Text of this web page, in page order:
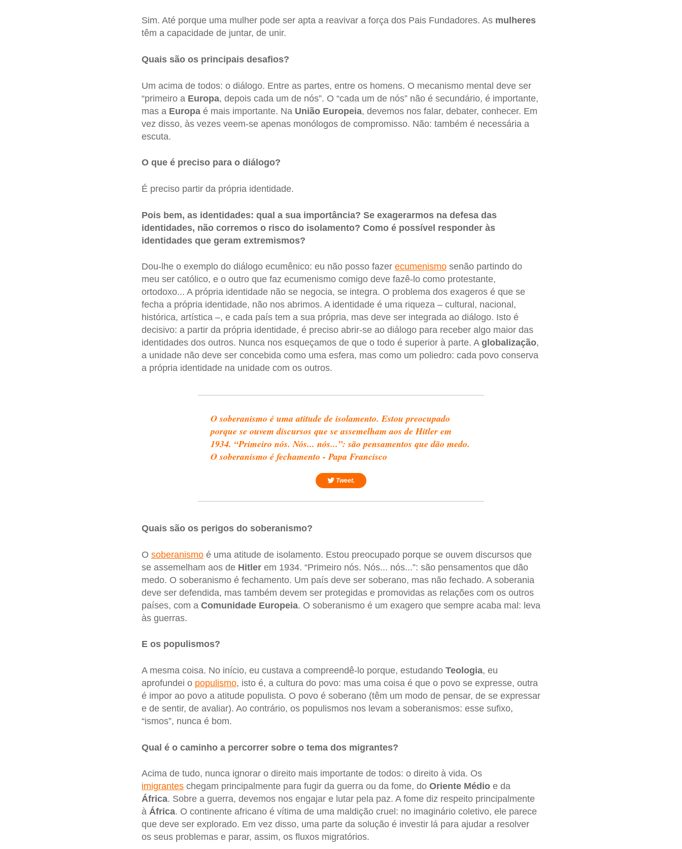
Sim. Até porque uma mulher pode ser apta a reavivar a força dos Pais Fundadores. As mulheres
têm a capacidade de juntar, de unir.
Quais são os principais desafios?
Um acima de todos: o diálogo. Entre as partes, entre os homens. O mecanismo mental deve ser
“primeiro a Europa, depois cada um de nós”. O “cada um de nós” não é secundário, é importante,
mas a Europaé mais importante. Na União Europeia, devemos nos falar, debater, conhecer. Em
vez disso, às vezes veem-se apenas monólogos de compromisso. Não: também é necessária a
escuta.
O que é preciso para o diálogo?
É preciso partir da própria identidade.
Pois bem, as identidades: qual a sua importância? Se exagerarmos na defesa das
identidades, não corremos o risco do isolamento? Como é possível responder às
identidades que geram extremismos?
Dou-lhe o exemplo do diálogo ecumênico: eu não posso fazer ecumenismosenão partindo do
meu ser católico, e o outro que faz ecumenismo comigo deve fazê-lo como protestante,
ortodoxo... A própria identidade não se negocia, se integra. O problema dos exageros é que se
fecha a própria identidade, não nos abrimos. A identidade é uma riqueza – cultural, nacional,
histórica, artística –, e cada país tem a sua própria, mas deve ser integrada ao diálogo. Isto é
decisivo: a partir da própria identidade, é preciso abrir-se ao diálogo para receber algo maior das
identidades dos outros. Nunca nos esqueçamos de que o todo é superior à parte. A globalização,
a unidade não deve ser concebida como uma esfera, mas como um poliedro: cada povo conserva
a própria identidade na unidade com os outros.
O soberanismo é uma atitude de isolamento. Estou preocupado
porque se ouvem discursos que se assemelham aos de Hitler em
1934. “Primeiro nós. Nós... nós...”: são pensamentos que dão medo.
O soberanismo é fechamento - Papa Francisco
Tweet.
Quais são os perigos do soberanismo?
O soberanismoé uma atitude de isolamento. Estou preocupado porque se ouvem discursos que
se assemelham aos de Hitlerem 1934. “Primeiro nós. Nós... nós...”: são pensamentos que dão
medo. O soberanismo é fechamento. Um país deve ser soberano, mas não fechado. A soberania
deve ser defendida, mas também devem ser protegidas e promovidas as relações com os outros
países, com a Comunidade Europeia. O soberanismo é um exagero que sempre acaba mal: leva
às guerras.
E os populismos?
A mesma coisa. No início, eu custava a compreendê-lo porque, estudando Teologia, eu
aprofundei o populismo, isto é, a cultura do povo: mas uma coisa é que o povo se expresse, outra
é impor ao povo a atitude populista. O povo é soberano (têm um modo de pensar, de se expressar
e de sentir, de avaliar). Ao contrário, os populismos nos levam a soberanismos: esse sufixo,
“ismos”, nunca é bom.
Qual é o caminho a percorrer sobre o tema dos migrantes?
Acima de tudo, nunca ignorar o direito mais importante de todos: o direito à vida. Os
imigranteschegam principalmente para fugir da guerra ou da fome, do Oriente Médioe da
África. Sobre a guerra, devemos nos engajar e lutar pela paz. A fome diz respeito principalmente
à África. O continente africano é vítima de uma maldição cruel: no imaginário coletivo, ele parece
que deve ser explorado. Em vez disso, uma parte da solução é investir lá para ajudar a resolver
os seus problemas e parar, assim, os fluxos migratórios.